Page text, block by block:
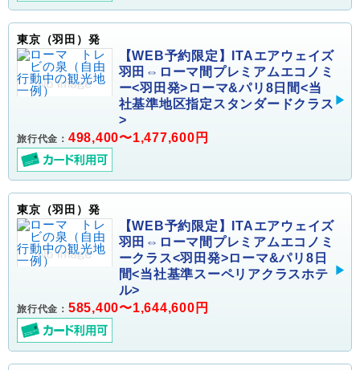
東京（羽田）発
【WEB予約限定】ITAエアウェイズ
羽田⇔ローマ間プレミアムエコノミ
ー<羽田発>ローマ&パリ8日間<当
社基準地区指定スタンダードクラス
>
旅行代金： 498,400〜1,477,600円
東京（羽田）発
【WEB予約限定】ITAエアウェイズ
羽田⇔ローマ間プレミアムエコノミ
ークラス<羽田発>ローマ&パリ8日
間<当社基準スーペリアクラスホテ
ル>
旅行代金： 585,400〜1,644,600円